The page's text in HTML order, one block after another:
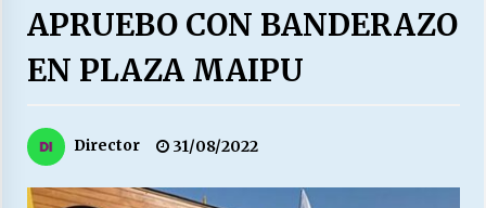
28/07/2026
“ORGULLOSOS DE SER DC” SALUDA EL
LABORAL:
APRUEBO CON BANDERAZO
EN PLAZA MAIPU
Director 31/08/2022